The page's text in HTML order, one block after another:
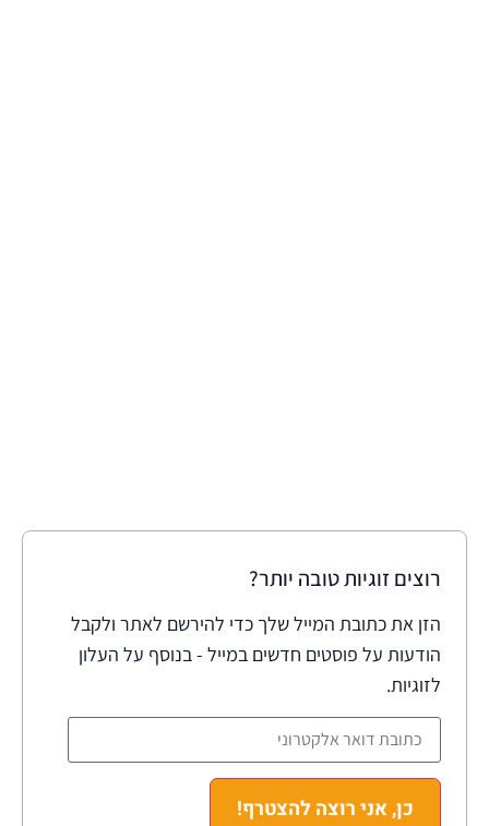
רוצים זוגיות טובה יותר?
הזן את כתובת המייל שלך כדי להירשם לאתר ולקבל
הודעות על פוסטים חדשים במייל - בנוסף על העלון
לזוגיות.
כן, אני רוצה להצטרף!